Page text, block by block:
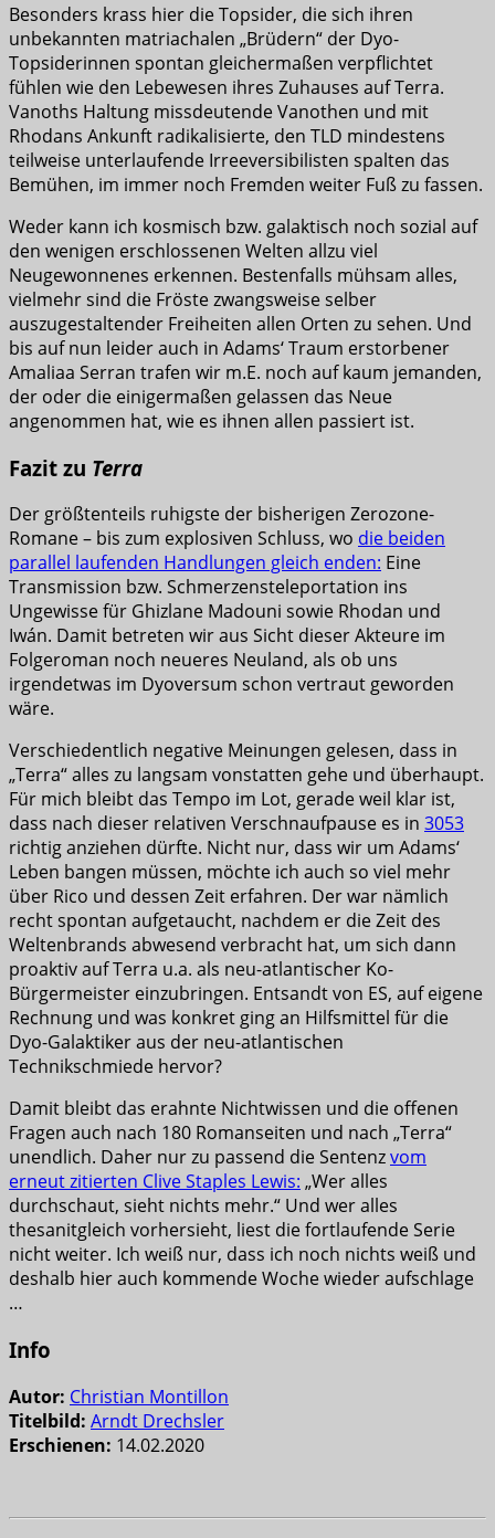
Besonders krass hier die Topsider, die sich ihren
unbekannten matriachalen „Brüdern“ der Dyo-
Topsiderinnen spontan gleichermaßen verpflichtet
fühlen wie den Lebewesen ihres Zuhauses auf Terra.
Vanoths Haltung missdeutende Vanothen und mit
Rhodans Ankunft radikalisierte, den TLD mindestens
teilweise unterlaufende Irreeversibilisten spalten das
Bemühen, im immer noch Fremden weiter Fuß zu fassen.
Weder kann ich kosmisch bzw. galaktisch noch sozial auf
den wenigen erschlossenen Welten allzu viel
Neugewonnenes erkennen. Bestenfalls mühsam alles,
vielmehr sind die Fröste zwangsweise selber
auszugestaltender Freiheiten allen Orten zu sehen. Und
bis auf nun leider auch in Adams‘ Traum erstorbener
Amaliaa Serran trafen wir m.E. noch auf kaum jemanden,
der oder die einigermaßen gelassen das Neue
angenommen hat, wie es ihnen allen passiert ist.
Fazit zu Terra
Der größtenteils ruhigste der bisherigen Zerozone-
Romane – bis zum explosiven Schluss, wo die beiden
parallel laufenden Handlungen gleich enden: Eine
Transmission bzw. Schmerzensteleportation ins
Ungewisse für Ghizlane Madouni sowie Rhodan und
Iwán. Damit betreten wir aus Sicht dieser Akteure im
Folgeroman noch neueres Neuland, als ob uns
irgendetwas im Dyoversum schon vertraut geworden
wäre.
Verschiedentlich negative Meinungen gelesen, dass in
„Terra“ alles zu langsam vonstatten gehe und überhaupt.
Für mich bleibt das Tempo im Lot, gerade weil klar ist,
dass nach dieser relativen Verschnaufpause es in 3053
richtig anziehen dürfte. Nicht nur, dass wir um Adams‘
Leben bangen müssen, möchte ich auch so viel mehr
über Rico und dessen Zeit erfahren. Der war nämlich
recht spontan aufgetaucht, nachdem er die Zeit des
Weltenbrands abwesend verbracht hat, um sich dann
proaktiv auf Terra u.a. als neu-atlantischer Ko-
Bürgermeister einzubringen. Entsandt von ES, auf eigene
Rechnung und was konkret ging an Hilfsmittel für die
Dyo-Galaktiker aus der neu-atlantischen
Technikschmiede hervor?
Damit bleibt das erahnte Nichtwissen und die offenen
Fragen auch nach 180 Romanseiten und nach „Terra“
unendlich. Daher nur zu passend die Sentenzvom
erneut zitierten Clive Staples Lewis: „Wer alles
durchschaut, sieht nichts mehr.“ Und wer alles
thesanitgleich vorhersieht, liest die fortlaufende Serie
nicht weiter. Ich weiß nur, dass ich noch nichts weiß und
deshalb hier auch kommende Woche wieder aufschlage
…
Info
Autor: Christian Montillon
Titelbild: Arndt Drechsler
Erschienen: 14.02.2020